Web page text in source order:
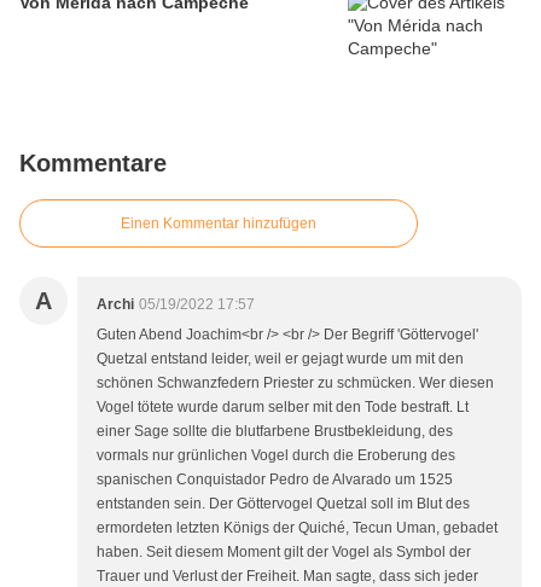
Kommentare
Einen Kommentar hinzufügen
A Archi 05/19/2022 17:57
Guten Abend Joachim<br /> <br /> Der Begriff 'Göttervogel'
Quetzal entstand leider, weil er gejagt wurde um mit den
schönen Schwanzfedern Priester zu schmücken. Wer diesen
Vogel tötete wurde darum selber mit den Tode bestraft. Lt
einer Sage sollte die blutfarbene Brustbekleidung, des
vormals nur grünlichen Vogel durch die Eroberung des
spanischen Conquistador Pedro de Alvarado um 1525
entstanden sein. Der Göttervogel Quetzal soll im Blut des
ermordeten letzten Königs der Quiché, Tecun Uman, gebadet
haben. Seit diesem Moment gilt der Vogel als Symbol der
Trauer und Verlust der Freiheit. Man sagte, dass sich jeder